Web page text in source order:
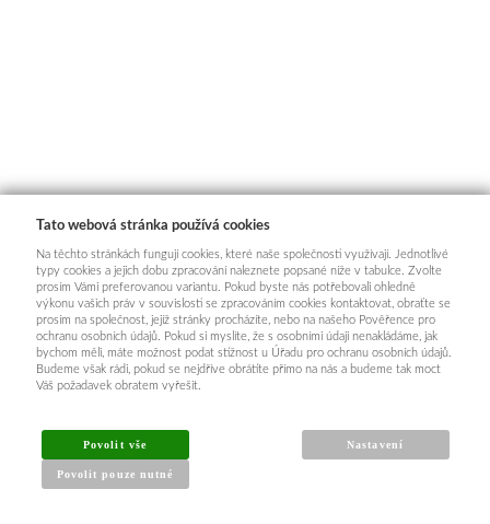
Tato webová stránka používá cookies
Na těchto stránkách fungují cookies, které naše společnosti využívají. Jednotlivé
typy cookies a jejich dobu zpracování naleznete popsané níže v tabulce. Zvolte
prosím Vámi preferovanou variantu. Pokud byste nás potřebovali ohledně
výkonu vašich práv v souvislosti se zpracováním cookies kontaktovat, obraťte se
prosím na společnost, jejíž stránky procházíte, nebo na našeho Pověřence pro
ochranu osobních údajů. Pokud si myslíte, že s osobními údaji nenakládáme, jak
bychom měli, máte možnost podat stížnost u Úřadu pro ochranu osobních údajů.
Budeme však rádi, pokud se nejdříve obrátíte přímo na nás a budeme tak moct
Váš požadavek obratem vyřešit.
Povolit vše
Povolit pouze nutné
Nastavení